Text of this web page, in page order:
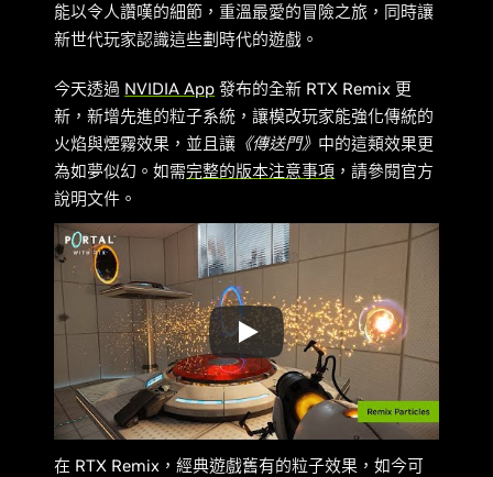
能以令人讚嘆的細節，重溫最愛的冒險之旅，同時讓
新世代玩家認識這些劃時代的遊戲。
今天透過 NVIDIA App 發布的全新 RTX Remix 更
新，新增先進的粒子系統，讓模改玩家能強化傳統的
火焰與煙霧效果，並且讓 《傳送門》 中的這類效果更
為如夢似幻。如需完整的版本注意事項 ，請參閱官方
說明文件。
在 RTX Remix，經典遊戲舊有的粒子效果，如今可